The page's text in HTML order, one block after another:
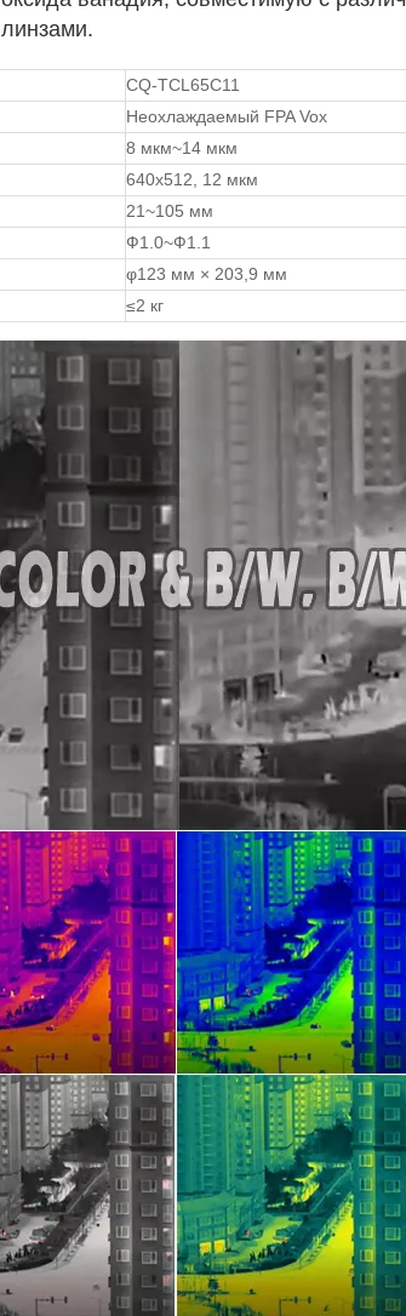
линзами.
CQ-TCL65C11
Неохлаждаемый FPA Vox
8 мкм~14 мкм
640x512, 12 мкм
21~105 мм
Ф1.0~Ф1.1
φ123 мм × 203,9 мм
≤2 кг